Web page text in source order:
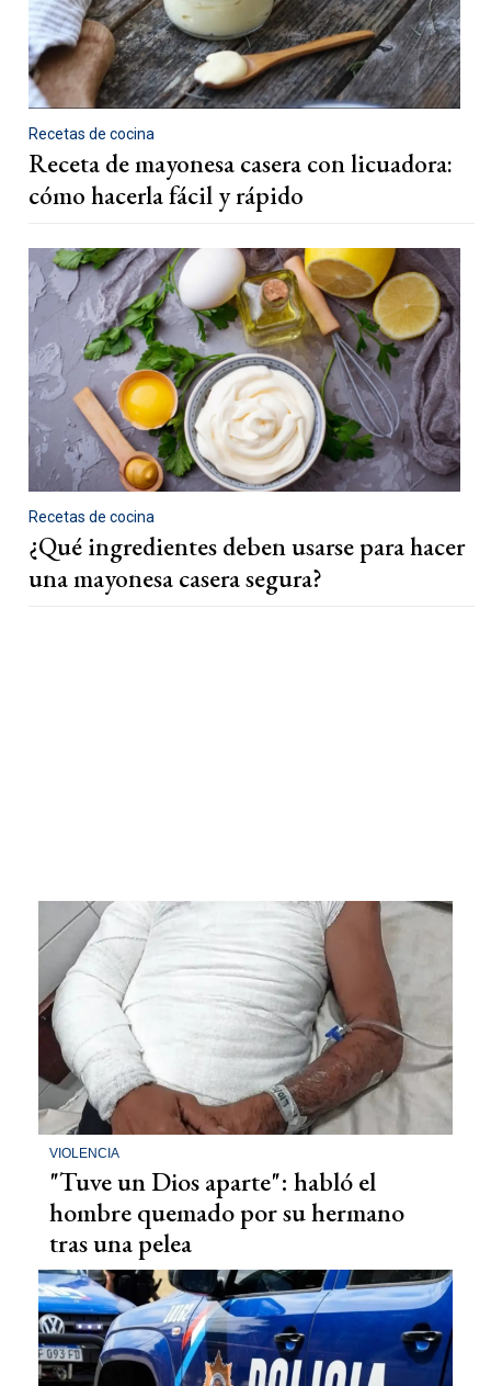
Recetas de cocina
Receta de mayonesa casera con licuadora:
cómo hacerla fácil y rápido
Recetas de cocina
¿Qué ingredientes deben usarse para hacer
una mayonesa casera segura?
VIOLENCIA
"Tuve un Dios aparte": habló el
hombre quemado por su hermano
tras una pelea